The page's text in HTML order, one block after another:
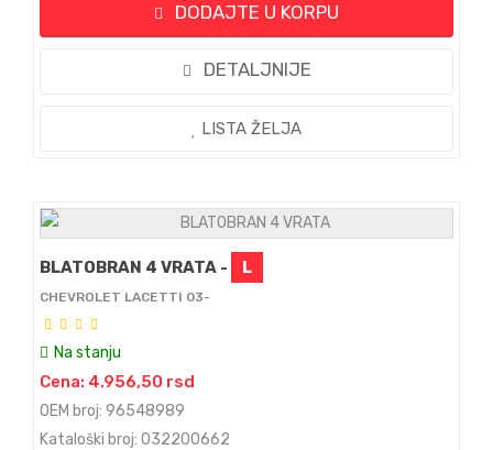
DODAJTE U KORPU
DETALJNIJE
LISTA ŽELJA
BLATOBRAN 4 VRATA - L
CHEVROLET LACETTI 03-
Na stanju
Cena: 4.956,50 rsd
OEM broj: 96548989
Kataloški broj: 032200662